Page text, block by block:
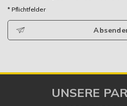
* Pflichtfelder
UNSERE